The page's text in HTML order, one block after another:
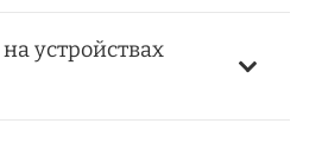
устройствах